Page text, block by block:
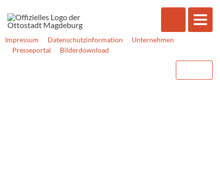
Impressum Datenschutzinformation
Unternehmen
Presseportal
Bilderdownload